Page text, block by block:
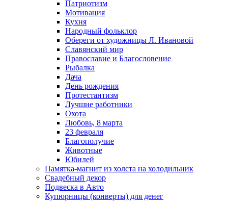
Патриотизм
Мотивация
Кухня
Народный фольклор
Обереги от художницы Л. Ивановой
Славянский мир
Православие и Благословение
Рыбалка
Дача
День рождения
Протестантизм
Лучшие работники
Охота
Любовь, 8 марта
23 февраля
Благополучие
Животные
Юбилей
Памятка-магнит из холста на холодильник
Свадебный декор
Подвеска в Авто
Купюрницы (конверты) для денег